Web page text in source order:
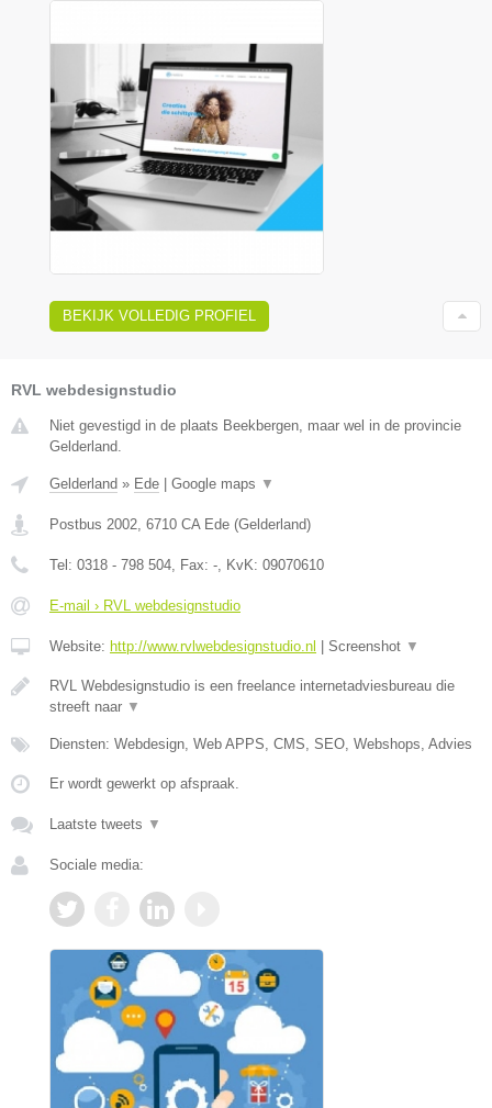
BEKIJK VOLLEDIG PROFIEL
RVL webdesignstudio
Niet gevestigd in de plaats Beekbergen, maar wel in de provincie
Gelderland.
Gelderland » Ede Google maps ▼
Postbus 2002 6710 CA Ede (Gelderland)
Tel: 0318 - 798 504 , Fax: - , KvK: 09070610
E-mail › RVL webdesignstudio
Website: http://www.rvlwebdesignstudio.nl Screenshot ▼
RVL Webdesignstudio is een freelance internetadviesbureau die
streeft naar ▼
Diensten: Webdesign, Web APPS, CMS, SEO, Webshops, Advies
Er wordt gewerkt op afspraak.
Laatste tweets ▼
Sociale media: